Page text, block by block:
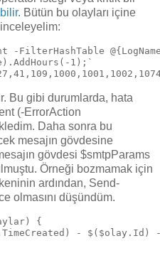
. Bütün bu olayları içine
-FilterHashTable
1);`
Bu gibi durumlarda, hata
(-ErrorAction
Daha sonra bu
mesajın gövdesine
gövdesi $smtpParams
Örneği bozmamak için
ardından, Send-
olmasını düşündüm.
{
- $($olay.Id) -